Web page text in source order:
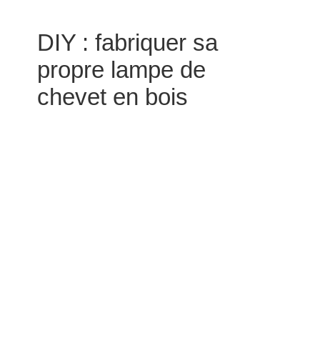
DIY : fabriquer sa
propre lampe de
chevet en bois